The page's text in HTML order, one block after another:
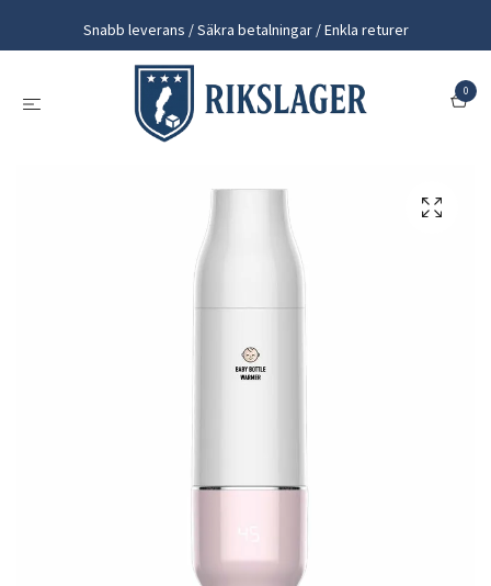
Snabb leverans / Säkra betalningar / Enkla returer
0